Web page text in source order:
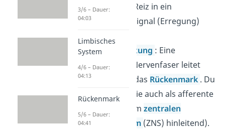
wandelt den Reiz in ein
elektrisches Signal (Erregung)
um.
Erregungsleitung : Eine
sensorische Nervenfaser leitet
das Signal in das Rückenmark . Du
bezeichnest sie auch als afferente
Bahnen (= zum zentralen
Nervensystem (ZNS) hinleitend).
3/6 – Dauer:
04:03
Limbisches
System
4/6 – Dauer:
04:13
Rückenmark
5/6 – Dauer:
04:41